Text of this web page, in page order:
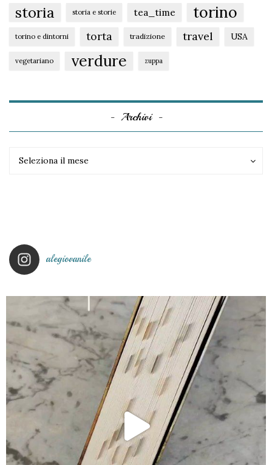
storia storia e storie tea_time torino
torino e dintorni torta tradizione travel USA
vegetariano verdure zuppa
Archivi
Seleziona il mese
alegiovanile